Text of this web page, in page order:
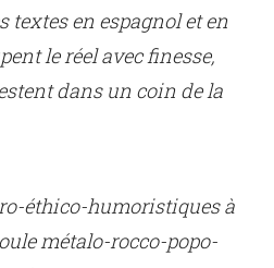
textes en espagnol et en
le réel avec finesse,
dans un coin de la
éthico-humoristiques à
métalo-rocco-popo-